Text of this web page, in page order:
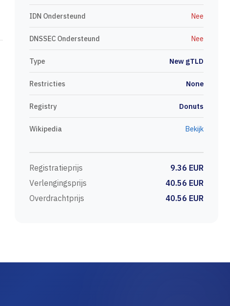
IDN Ondersteund Nee
DNSSEC Ondersteund Nee
Type New gTLD
Restricties None
Registry Donuts
Wikipedia Bekijk
Registratieprijs
9.36 EUR
Verlengingsprijs
40.56 EUR
Overdrachtprijs
40.56 EUR